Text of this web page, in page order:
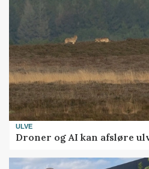
ULVE
Droner og AI kan afsløre